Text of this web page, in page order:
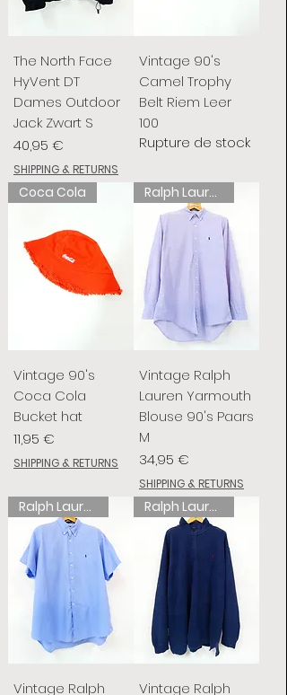
The North Face
HyVent DT
Dames Outdoor
Jack Zwart S
Prix
40,95 €
SHIPPING & RETURNS
Vintage 90's
Camel Trophy
Belt Riem Leer
100
Rupture de stock
Coca Cola
Vintage 90's
Coca Cola
Bucket hat
Prix
11,95 €
SHIPPING & RETURNS
Ralph Lauren
Vintage Ralph
Lauren Yarmouth
Blouse 90's Paars
M
Prix
34,95 €
SHIPPING & RETURNS
Ralph Lauren
Vintage Ralph
Ralph Lauren
Vintage Ralph